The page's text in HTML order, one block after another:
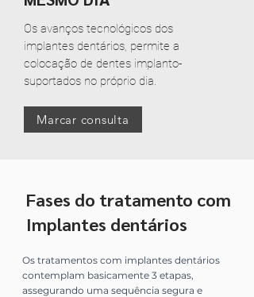
Os avanços tecnológicos dos
implantes dentários, permite a
colocação de dentes implanto-
suportados no próprio dia.
Marcar consulta
Fases do tratamento com
Implantes dentários
Os tratamentos com implantes dentários
contemplam basicamente 3 etapas,
assegurando uma sequência segura e